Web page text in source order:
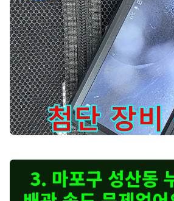
3. 마포구 성산동